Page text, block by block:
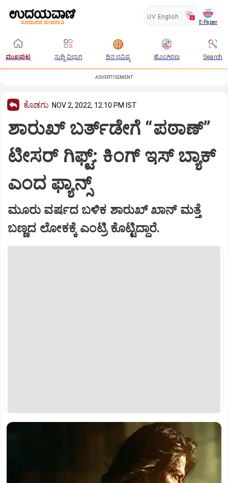
UV English
E-Paper
ಮುಖಪುಟ ಸುದ್ದಿ ವಿಭಾಗ ದಿನ ಭವಿಷ್ಯ ಹೊಂಗಿರಣ Search
ADVERTISEMENT
ಕೊಡಗು NOV 2, 2022, 12:10 PM IST
ಶಾರುಖ್ ಬರ್ತ್‌ಡೇಗೆ “ಪಠಾಣ್”‌
ಟೀಸರ್‌ ಗಿಫ್ಟ್‌: ಕಿಂಗ್ ಇಸ್‌ ಬ್ಯಾಕ್
ಎಂದ ಫ್ಯಾನ್ಸ್
ಮೂರು ವರ್ಷದ ಬಳಿಕ ಶಾರುಖ್‌ ಖಾನ್‌ ಮತ್ತೆ
ಬಣ್ಣದ ಲೋಕಕ್ಕೆ ಎಂಟ್ರಿ ಕೊಟ್ಟಿದ್ದಾರೆ.